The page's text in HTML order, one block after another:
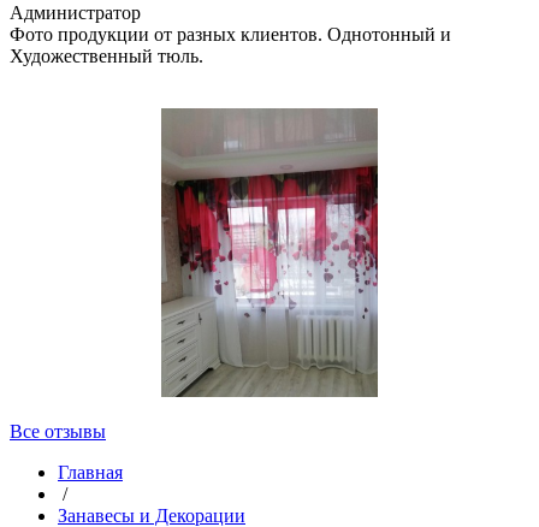
Администратор
Фото продукции от разных клиентов. Однотонный и
Художественный тюль.
Все отзывы
Главная
/
Занавесы и Декорации